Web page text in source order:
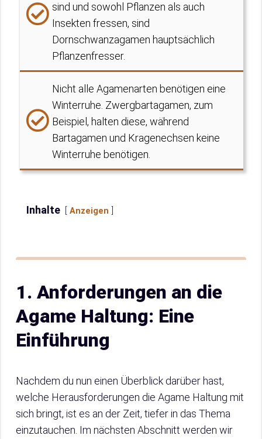
sind und sowohl Pflanzen als auch
Insekten fressen, sind
Dornschwanzagamen hauptsächlich
Pflanzenfresser.
Nicht alle Agamenarten benötigen eine
Winterruhe. Zwergbartagamen, zum
Beispiel, halten diese, während
Bartagamen und Kragenechsen keine
Winterruhe benötigen.
Inhalte Anzeigen
1. Anforderungen an die
Agame Haltung: Eine
Einführung
Nachdem du nun einen Überblick darüber hast,
welche Herausforderungen die Agame Haltung mit
sich bringt, ist es an der Zeit, tiefer in das Thema
einzutauchen. Im nächsten Abschnitt werden wir